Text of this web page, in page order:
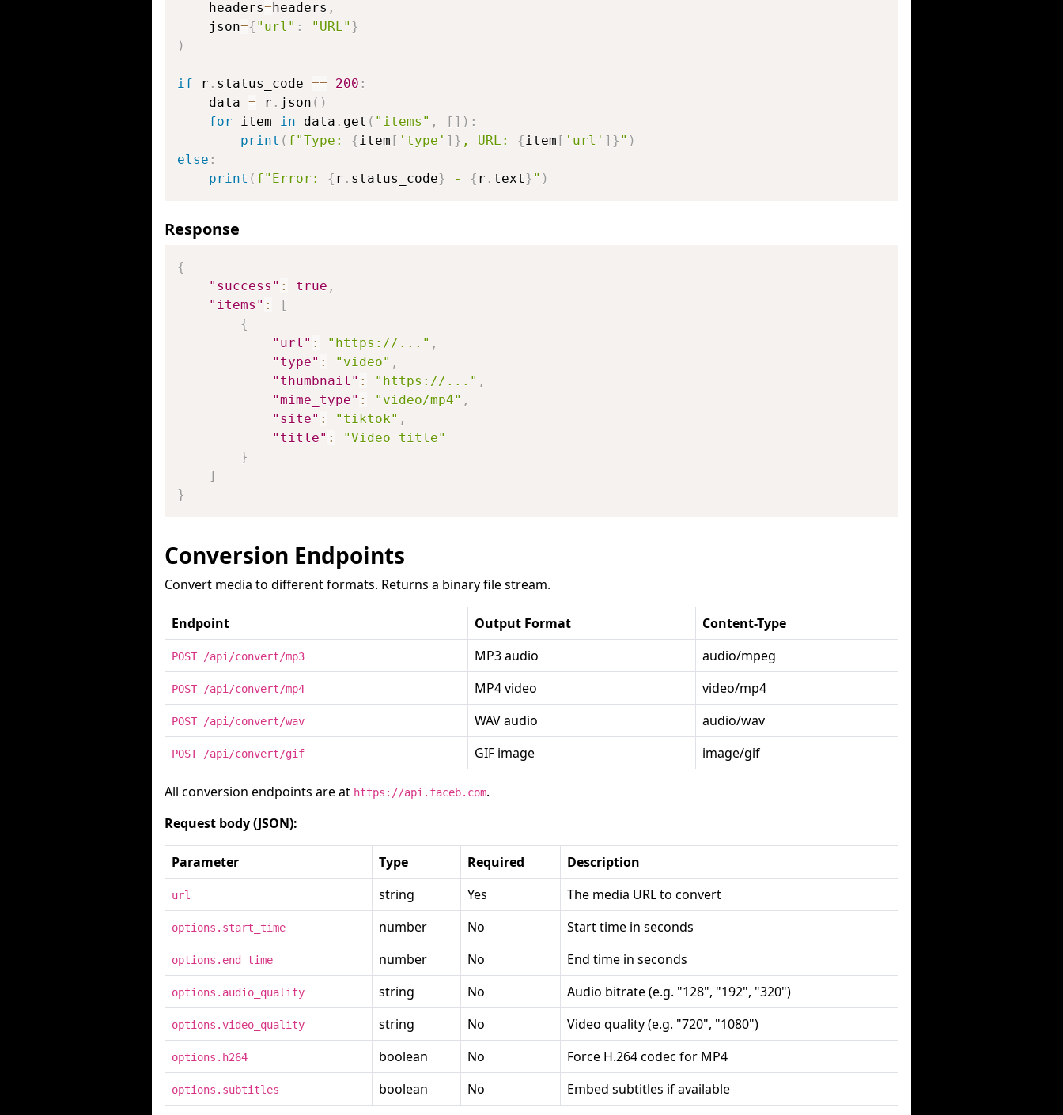
    headers
=headers ,
    json
={ "url" : "URL" }
)
if r . status_code == 200 :
    data
= r . json ( )
for item in data . get ( "items" , [ ] ) :
print ( f"Type: {item [ 'type' ] } , URL: {item [ 'url' ] } " )
else :
print ( f"Error: { r . status_code} - { r . text} " )
Response
{
"success" : true ,
"items" :
[
{
"url" : "https://..." ,
"type" : "video" ,
"thumbnail" : "https://..." ,
"mime_type" : "video/mp4" ,
"site" : "tiktok" ,
"title" :
"Video title"
}
]
}
Conversion Endpoints
Convert media to different formats. Returns a binary file stream.
Endpoint Output Format Content-Type
POST /api/convert/mp3 MP3 audio audio/mpeg
POST /api/convert/mp4 MP4 video video/mp4
POST /api/convert/wav WAV audio audio/wav
POST /api/convert/gif GIF image image/gif
All conversion endpoints are at https://api.faceb.com.
Request body (JSON):
Parameter Type Required Description
url string Yes The media URL to convert
options.start_time number No Start time in seconds
options.end_time number No End time in seconds
options.audio_quality string No Audio bitrate (e.g. "128", "192", "320")
options.video_quality string No Video quality (e.g. "720", "1080")
options.h264 boolean No Force H.264 codec for MP4
options.subtitles boolean No Embed subtitles if available